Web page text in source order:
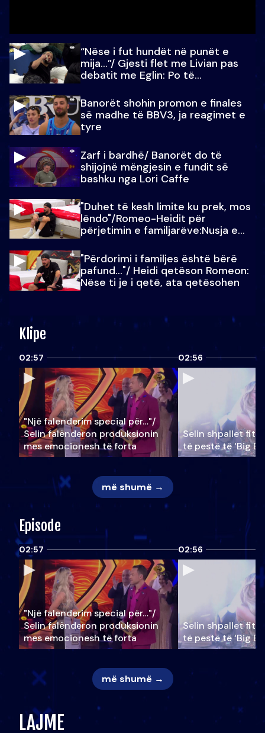
“Nëse i fut hundët në punët e
mija…”/ Gjesti flet me Livian pas
debatit me Eglin: Po të
Banorët shohin promon e finales
së madhe të BBV3, ja reagimet e
tyre
Zarf i bardhë/ Banorët do të
shijojnë mëngjesin e fundit së
bashku nga Lori Caffe
"Duhet të kesh limite ku prek, mos
lëndo"/Romeo-Heidit për
përjetimin e familjarëve:Nusja e
"Përdorimi i familjes është bërë
pafund…"/ Heidi qetëson Romeon:
Nëse ti je i qetë, ata qetësohen
Klipe
02:57
"Një falenderim special për…"/
Selin falënderon produksionin
mes emocionesh të forta
02:56
Selin shpallet
të pestë të ‘Big
më shumë →
Episode
02:57
"Një falenderim special për…"/
Selin falënderon produksionin
mes emocionesh të forta
02:56
Selin shpallet
të pestë të ‘Big
më shumë →
LAJME